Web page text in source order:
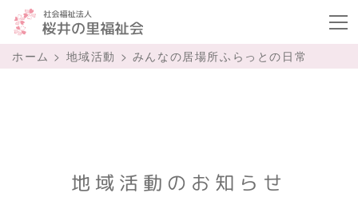
ボ
ホーム > 地域活動 > みんなの居場所ふらっとの日常
地域活動のお知らせ